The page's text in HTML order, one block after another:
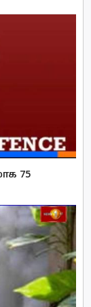
75